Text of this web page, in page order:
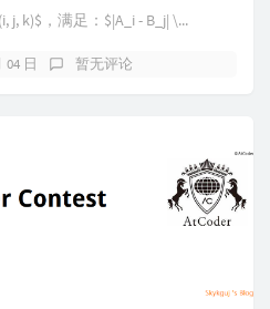
k)$，满足：$|A_i - B_j| \...
04 日 暂无评论